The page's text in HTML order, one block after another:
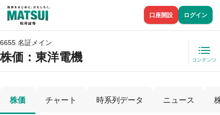
口座開設 ログイン
6655 名証メイン
株価 ：東洋電機 コンテンツ
株価 チャート 時系列データ ニュース